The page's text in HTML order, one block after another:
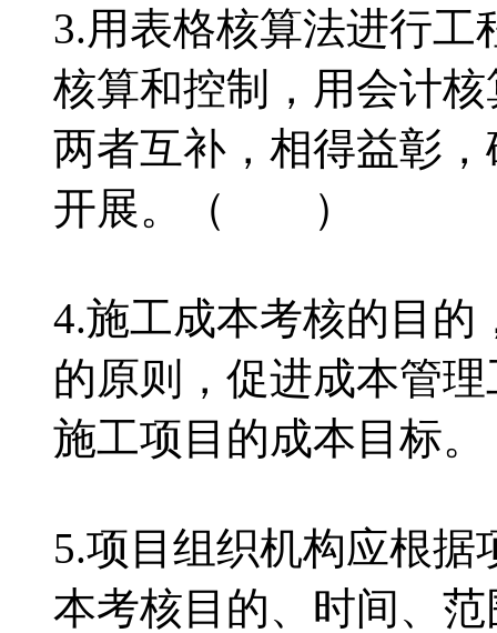
3.用表格核算法进行
核算和控制，用会计
两者互补，相得益彰
开展。（ ）
4.施工成本考核的目的
的原则，促进成本管
施工项目的成本目
5.项目组织机构应根
本考核目的、时间、